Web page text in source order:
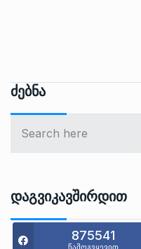
Ძებნა
Დაგვიკავშირდით
875541
წამოგვყევით